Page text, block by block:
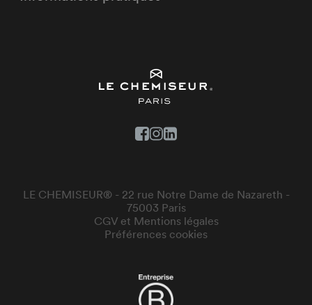
LE CHEMISEUR® - 22 rue Notre Dame de Nazareth -
75003 Paris
CGV et Mentions légales
Préférences cookies